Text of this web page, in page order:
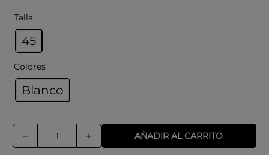
Talla
45
Colores
Blanco
＋
－ AÑADIR AL CARRITO